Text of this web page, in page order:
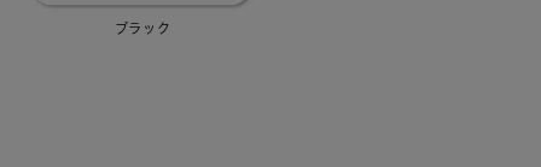
ブラック